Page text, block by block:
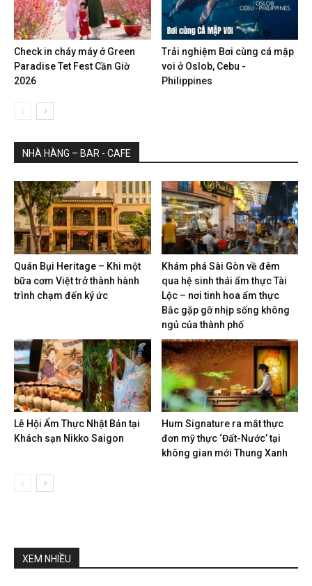
Check in cháy máy ở Green
Paradise Tet Fest Cần Giờ
2026
Trải nghiệm Bơi cùng cá mập
voi ở Oslob, Cebu -
Philippines
NHÀ HÀNG – BAR - CAFE
Quán Bụi Heritage – Khi một
bữa cơm Việt trở thành hành
trình chạm đến ký ức
Khám phá Sài Gòn về đêm
qua hệ sinh thái ẩm thực Tài
Lộc – nơi tinh hoa ẩm thực
Bắc gặp gỡ nhịp sống không
ngủ của thành phố
Lễ Hội Ẩm Thực Nhật Bản tại
Khách sạn Nikko Saigon
Hum Signature ra mắt thực
đơn mỹ thực ‘Đất-Nước’ tại
không gian mới Thung Xanh
XEM NHIỀU